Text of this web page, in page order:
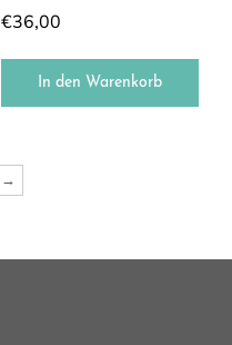
€36,00
In den Warenkorb
→